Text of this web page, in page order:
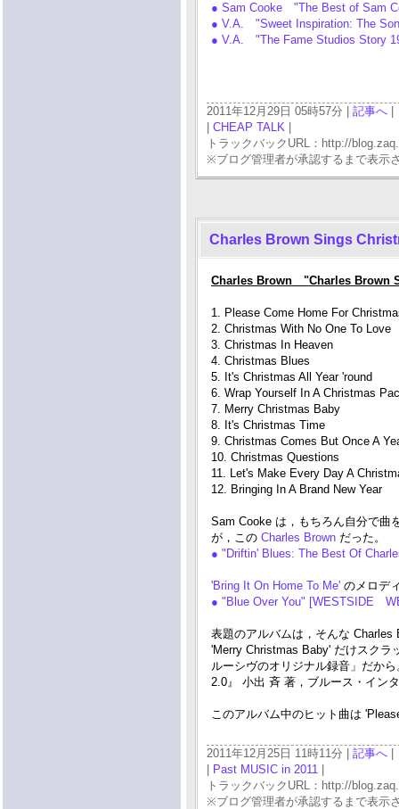
● Sam Cooke "The Best of Sam
● V.A. "Sweet Inspiration: The
● V.A. "The Fame Studios Story
2011年12月29日 05時57分 | 記事へ
CHEAP TALK
トラックバックURL：http://
※ブログ管理者が承認するまで表示
Charles Brown Sings
Charles Brown "Charles Brown
1. Please Come Home For
2. Christmas With No One To Love
3. Christmas In Heaven
4. Christmas Blues
5. It's Christmas All Year 'round
6. Wrap Yourself In A Christmas
7. Merry Christmas Baby
8. It's Christmas Time
9. Christmas Comes But Once A
10. Christmas Questions
11. Let's Make Every Day A
12. Bringing In A Brand New Year
Sam Cooke は，もちろん自分で曲
が，この Charles Brown だった。
● "Driftin' Blues: The Best Of
'Bring It On Home To Me' のメロデ
● "Blue Over You" [WESTSIDE
表題のアルバムは，そんな
'Merry Christmas Baby' だけスクラ
ルーシヴのオリジナル録音」だか
2.0』 小出 斉 著，ブルース・イン
このアルバム中のヒット曲は
2011年12月25日 11時11分 | 記事へ
Past MUSIC in 2011
トラックバックURL：http://
※ブログ管理者が承認するまで表示